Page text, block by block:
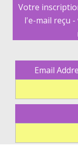
Votre
l'e-mail reçu -
Email